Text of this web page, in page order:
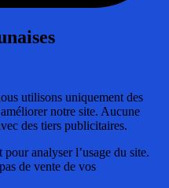
utilisons uniquement des
notre site. Aucune
des tiers publicitaires.
analyser l’usage du site.
de vente de vos